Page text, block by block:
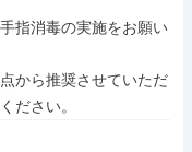
指消毒の実施をお願い
から推奨させていただ
ださい。